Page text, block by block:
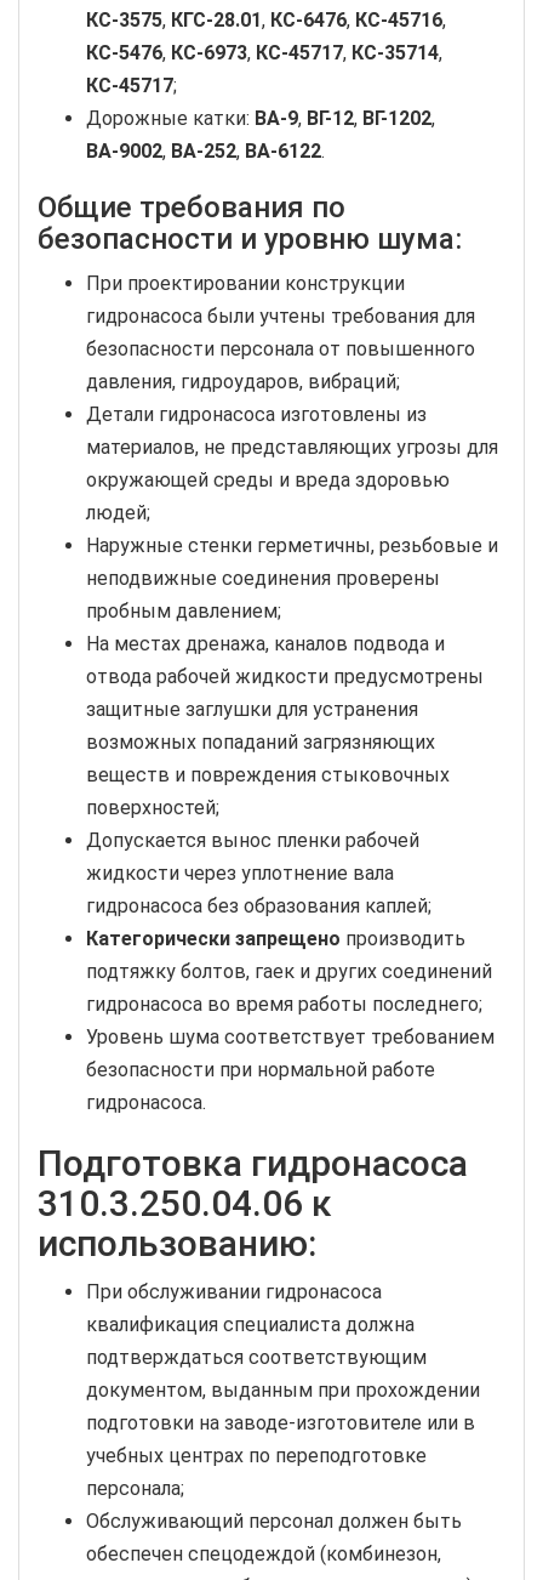
КС-3575, КГС-28.01, КС-6476, КС-45716,
КС-5476, КС-6973, КС-45717, КС-35714,
КС-45717;
Дорожные катки: ВА-9, ВГ-12, ВГ-1202,
ВА-9002, ВА-252, ВА-6122.
Общие требования по
безопасности и уровню шума:
При проектировании конструкции
гидронасоса были учтены требования для
безопасности персонала от повышенного
давления, гидроударов, вибраций;
Детали гидронасоса изготовлены из
материалов, не представляющих угрозы для
окружающей среды и вреда здоровью
людей;
Наружные стенки герметичны, резьбовые и
неподвижные соединения проверены
пробным давлением;
На местах дренажа, каналов подвода и
отвода рабочей жидкости предусмотрены
защитные заглушки для устранения
возможных попаданий загрязняющих
веществ и повреждения стыковочных
поверхностей;
Допускается вынос пленки рабочей
жидкости через уплотнение вала
гидронасоса без образования каплей;
Категорически запрещено производить
подтяжку болтов, гаек и других соединений
гидронасоса во время работы последнего;
Уровень шума соответствует требованием
безопасности при нормальной работе
гидронасоса.
Подготовка гидронасоса
310.3.250.04.06 к
использованию:
При обслуживании гидронасоса
квалификация специалиста должна
подтверждаться соответствующим
документом, выданным при прохождении
подготовки на заводе-изготовителе или в
учебных центрах по переподготовке
персонала;
Обслуживающий персонал должен быть
обеспечен спецодеждой (комбинезон,